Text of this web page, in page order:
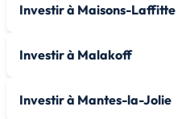
Investir à Maisons-Laffitte
Investir à Malakoff
Investir à Mantes-la-Jolie